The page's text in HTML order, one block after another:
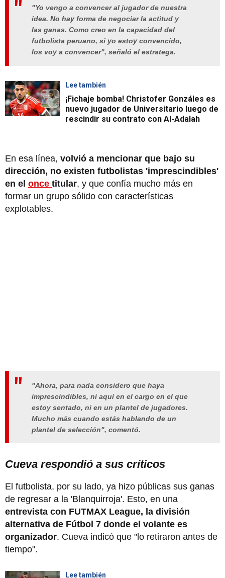
"Yo vengo a convencer al jugador de nuestra
idea. No hay forma de negociar la actitud y
las ganas. Como creo en la capacidad del
futbolista peruano, si yo estoy convencido,
los voy a convencer", señaló el estratega.
Lee también
¡Fichaje bomba! Christofer Gonzáles es
nuevo jugador de Universitario luego de
rescindir su contrato con Al-Adalah
En esa línea, volvió a mencionar que bajo su
dirección, no existen futbolistas 'imprescindibles'
en el once titular, y que confía mucho más en
formar un grupo sólido con características
explotables.
"Ahora, para nada considero que haya
imprescindibles, ni aquí en el cargo en el que
estoy sentado, ni en un plantel de jugadores.
Mucho más cuando estás hablando de un
plantel de selección", comentó.
Cueva respondió a sus críticos
El futbolista, por su lado, ya hizo públicas sus ganas
de regresar a la 'Blanquirroja'. Esto, en una
entrevista con FUTMAX League, la división
alternativa de Fútbol 7 donde el volante es
organizador. Cueva indicó que "lo retiraron antes de
tiempo".
Lee también